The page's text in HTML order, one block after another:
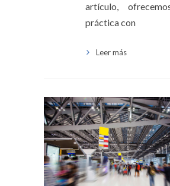
artículo,
práctica con
Leer más